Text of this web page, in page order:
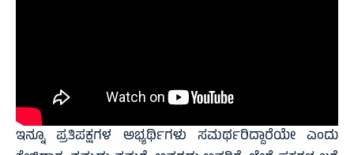
ಇನ್ನೂ ಪ್ರತಿಪಕ್ಷಗಳ ಅಭ್ಯರ್ಥಿಗಳು ಸಮರ್ಥರಿದ್ದಾರೆಯೇ ಎಂದು